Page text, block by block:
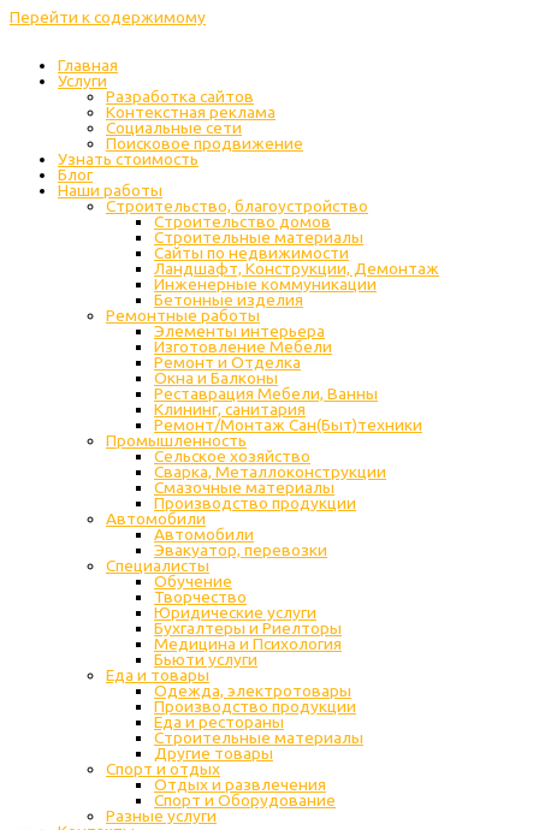
Перейти к содержимому
Главная
Услуги
Разработка сайтов
Контекстная реклама
Социальные сети
Поисковое продвижение
Узнать стоимость
Блог
Наши работы
Строительство, благоустройство
Строительство домов
Строительные материалы
Сайты по недвижимости
Ландшафт, Конструкции, Демонтаж
Инженерные коммуникации
Бетонные изделия
Ремонтные работы
Элементы интерьера
Изготовление Мебели
Ремонт и Отделка
Окна и Балконы
Реставрация Мебели, Ванны
Клининг, санитария
Ремонт/Монтаж Сан(Быт)техники
Промышленность
Cельское хозяйство
Сварка, Металлоконструкции
Cмазочные материалы
Производство продукции
Автомобили
Автомобили
Эвакуатор, перевозки
Специалисты
Обучение
Творчество
Юридические услуги
Бухгалтеры и Риелторы
Медицина и Психология
Бьюти услуги
Еда и товары
Одежда, электротовары
Производство продукции
Еда и рестораны
Строительные материалы
Другие товары
Спорт и отдых
Отдых и развлечения
Спорт и Оборудование
Разные услуги